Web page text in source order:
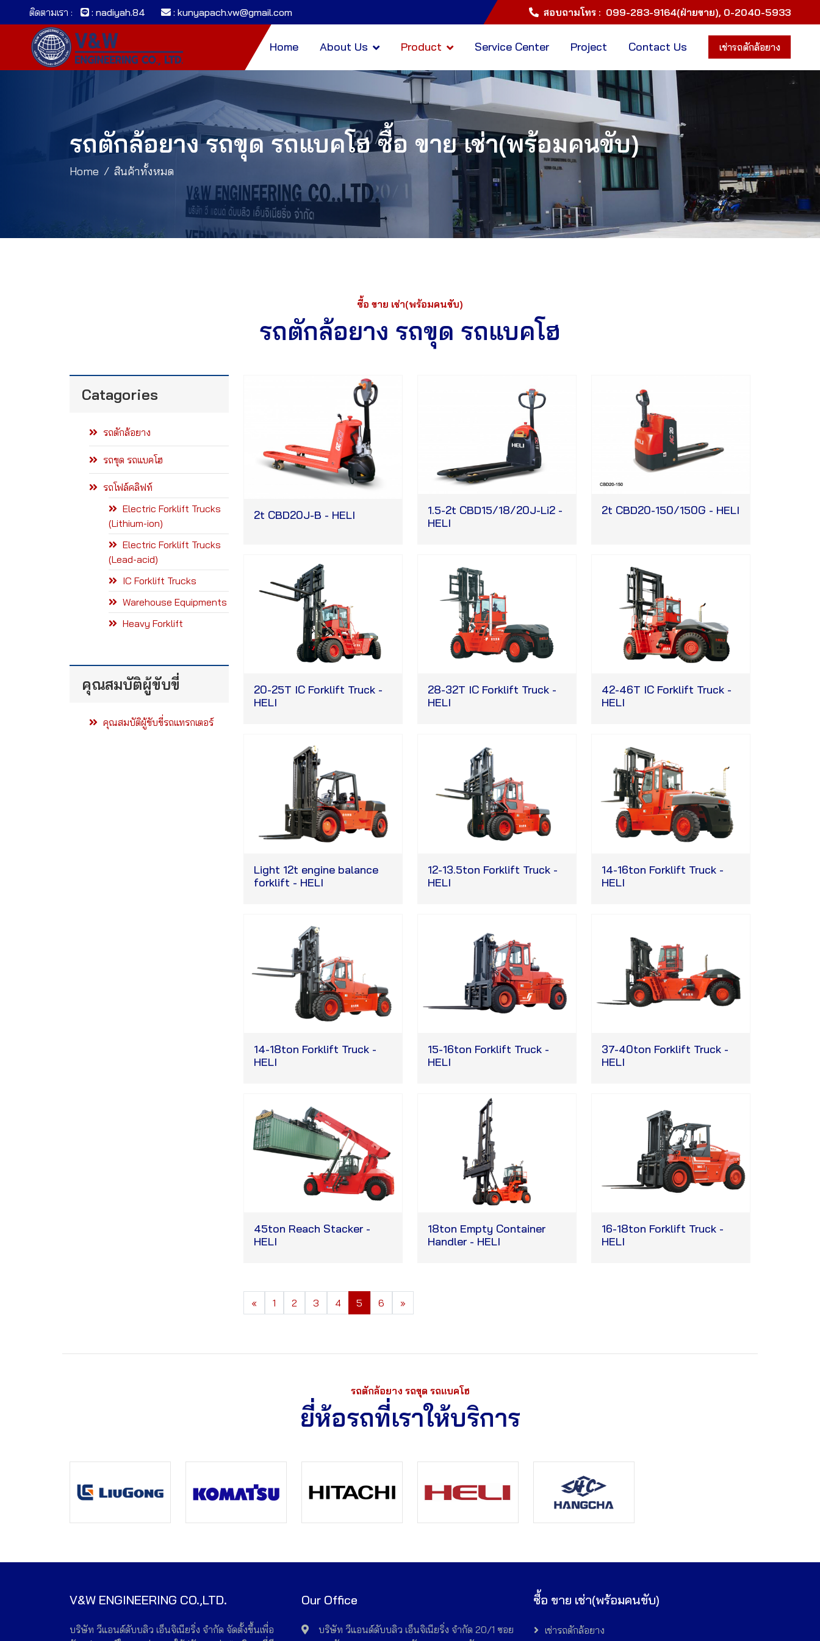
ติดตามเรา : : nadiyah.84 : kunyapach.vw@gmail.com สอบถามโทร : 099-283-9164(ฝ่ายขาย), 0-2040-5933
Home About Us Product Service Center Project Contact Us เช่ารถตักล้อยาง
รถตักล้อยาง รถขุด รถแบคโฮ ซื้อ ขาย เช่า(พร้อมคนขับ)
Home สินค้าทั้งหมด
ซื้อ ขาย เช่า(พร้อมคนขับ)
รถตักล้อยาง รถขุด รถแบคโฮ
Catagories
รถตักล้อยาง
รถขุด รถแบคโฮ
รถโฟล์คลิฟท์
Electric Forklift Trucks
(Lithium-ion)
Electric Forklift Trucks
(Lead-acid)
IC Forklift Trucks
Warehouse Equipments
Heavy Forklift
คุณสมบัติผู้ขับขี่
คุณสมบัติผู้ขับขี่รถแทรกเตอร์
2t CBD20J-B - HELI
1.5-2t CBD15/18/20J-Li2 -
HELI
2t CBD20-150/150G - HELI
20-25T IC Forklift Truck -
HELI
28-32T IC Forklift Truck -
HELI
42-46T IC Forklift Truck -
HELI
Light 12t engine balance
forklift - HELI
12-13.5ton Forklift Truck -
HELI
14-16ton Forklift Truck -
HELI
14-18ton Forklift Truck -
HELI
15-16ton Forklift Truck -
HELI
37-40ton Forklift Truck -
HELI
45ton Reach Stacker -
HELI
18ton Empty Container
Handler - HELI
16-18ton Forklift Truck -
HELI
« 1 2 3 4 5 6 »
รถตักล้อยาง รถขุด รถแบคโฮ
ยี่ห้อรถที่เราให้บริการ
V&W ENGINEERING CO.,LTD.
บริษัท วีแอนด์ดับบลิว เอ็นจิเนียริ่ง จำกัด จัดตั้งขึ้นเพื่อ
Our Office
บริษัท วีแอนด์ดับบลิว เอ็นจิเนียริ่ง จำกัด 20/1 ซอย
ซื้อ ขาย เช่า(พร้อมคนขับ)
เช่ารถตักล้อยาง